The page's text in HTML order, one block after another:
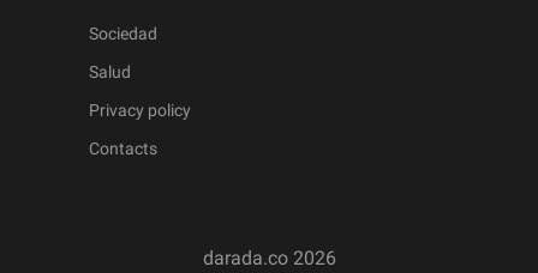
Sociedad
Salud
Privacy policy
Contacts
darada.co 2026